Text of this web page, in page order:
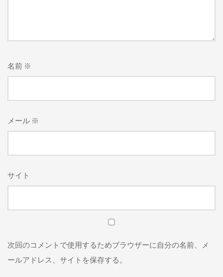
名前 ※
メール ※
サイト
次回のコメントで使用するためブラウザーに自分の名前、メ
ールアドレス、サイトを保存する。